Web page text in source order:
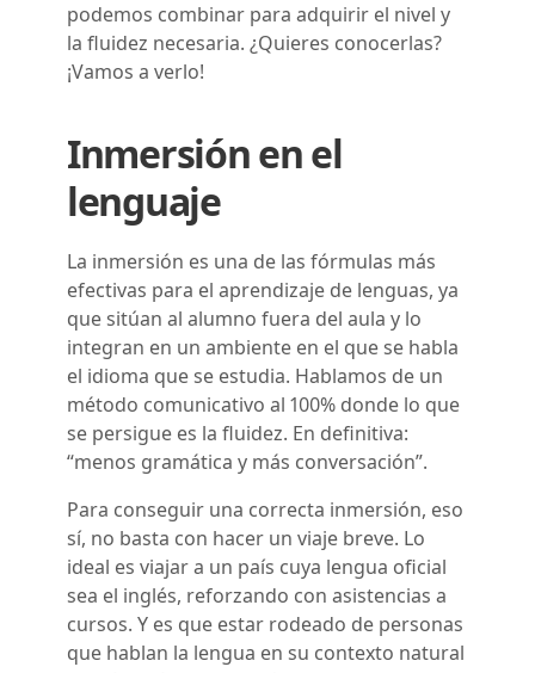
podemos combinar para adquirir el nivel y
la fluidez necesaria. ¿Quieres conocerlas?
¡Vamos a verlo!
Inmersión en el
lenguaje
La inmersión es una de las fórmulas más
efectivas para el aprendizaje de lenguas, ya
que sitúan al alumno fuera del aula y lo
integran en un ambiente en el que se habla
el idioma que se estudia. Hablamos de un
método comunicativo al 100% donde lo que
se persigue es la fluidez. En definitiva:
“menos gramática y más conversación”.
Para conseguir una correcta inmersión, eso
sí, no basta con hacer un viaje breve. Lo
ideal es viajar a un país cuya lengua oficial
sea el inglés, reforzando con asistencias a
cursos. Y es que estar rodeado de personas
que hablan la lengua en su contexto natural